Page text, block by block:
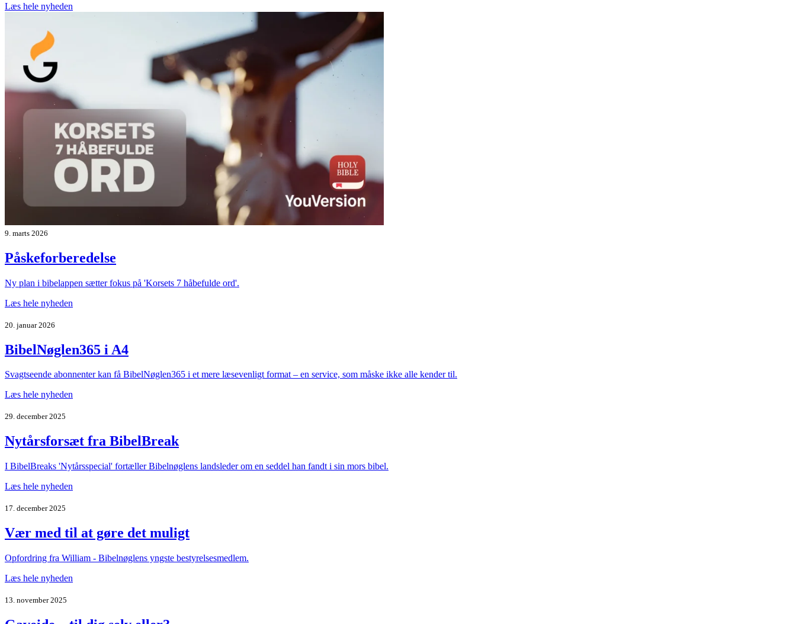
Læs hele nyheden
9. marts 2026
Påskeforberedelse
Ny plan i bibelappen sætter fokus på 'Korsets 7 håbefulde ord'.
Læs hele nyheden
20. januar 2026
BibelNøglen365 i A4
Svagtseende abonnenter kan få BibelNøglen365 i et mere læsevenligt format – en service, som måske ikke alle kender til.
Læs hele nyheden
29. december 2025
Nytårsforsæt fra BibelBreak
I BibelBreaks 'Nytårsspecial' fortæller Bibelnøglens landsleder om en seddel han fandt i sin mors bibel.
Læs hele nyheden
17. december 2025
Vær med til at gøre det muligt
Opfordring fra William - Bibelnøglens yngste bestyrelsesmedlem.
Læs hele nyheden
13. november 2025